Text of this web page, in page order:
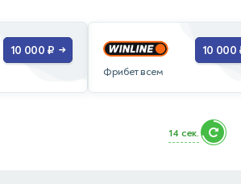
10 000 ₽ →
Фрибет всем
10 000
11 сек.